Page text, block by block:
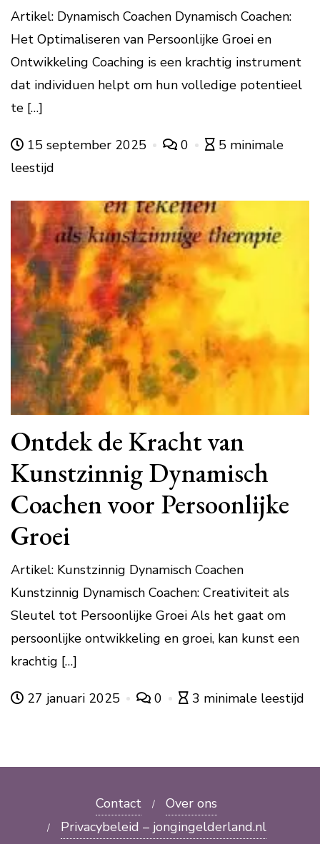
Artikel: Dynamisch Coachen Dynamisch Coachen:
Het Optimaliseren van Persoonlijke Groei en
Ontwikkeling Coaching is een krachtig instrument
dat individuen helpt om hun volledige potentieel
te […]
15 september 2025 0
5 minimale
leestijd
Ontdek de Kracht van
Kunstzinnig Dynamisch
Coachen voor Persoonlijke
Groei
Artikel: Kunstzinnig Dynamisch Coachen
Kunstzinnig Dynamisch Coachen: Creativiteit als
Sleutel tot Persoonlijke Groei Als het gaat om
persoonlijke ontwikkeling en groei, kan kunst een
krachtig […]
27 januari 2025 0 3 minimale leestijd
Contact
Over ons
Privacybeleid – jongingelderland.nl